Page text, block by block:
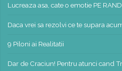
Lucreaza asa, cate o emotie PE RAND
Daca vrei sa rezolvi ce te supara
9 Piloni ai Realitatii
Dar de Craciun! Pentru atunci cand